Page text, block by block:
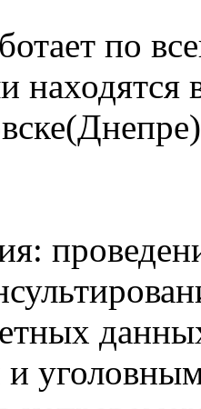
по
находятся